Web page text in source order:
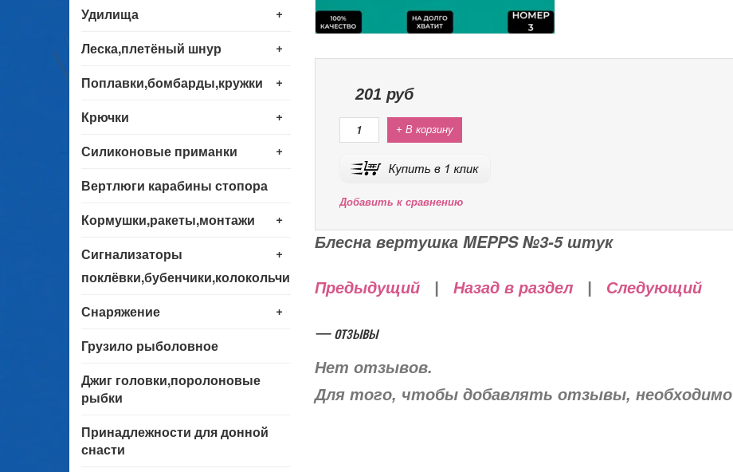
+
Удилища
+
Леска,плетёный шнур
+
Поплавки,бомбарды,кружки
+
Крючки
+
Силиконовые приманки
Вертлюги карабины стопора
+
Кормушки,ракеты,монтажи
+
Сигнализаторы
поклёвки,бубенчики,колокольчики
+
Снаряжение
Грузило рыболовное
Джиг головки,поролоновые
рыбки
Принадлежности для донной
снасти
201 руб
+ В корзину
Добавить к сравнению
Блесна вертушка MEPPS №3-5 штук
Предыдущий| Назад в раздел| Следующий
— отзывы
Нет отзывов.
Для того, чтобы добавлять отзывы, необходимо